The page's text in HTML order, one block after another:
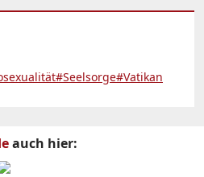
#Seelsorge#Vatikan
auch hier: